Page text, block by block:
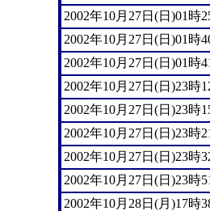
2002年10月27日(日)01時
2002年10月27日(日)01時
2002年10月27日(日)01時
2002年10月27日(日)23時
2002年10月27日(日)23時
2002年10月27日(日)23時
2002年10月27日(日)23時
2002年10月27日(日)23時
2002年10月28日(月)17時